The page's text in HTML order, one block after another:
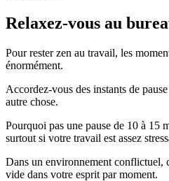
Relaxez-vous au
Pour rester zen au travail, les
énormément.
Accordez-vous des instants de
autre chose.
Pourquoi pas une pause de 10 à 15
surtout si votre travail est assez
Dans un environnement conflictuel,
vide dans votre esprit par moment.